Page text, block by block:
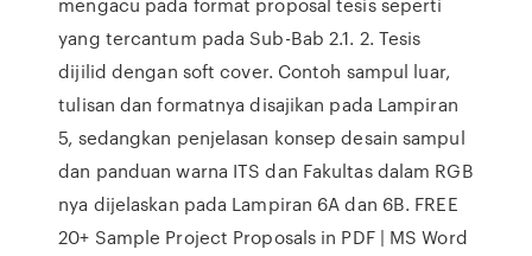
yang tercantum pada Sub-Bab 2.1. 2. Tesis
dijilid dengan soft cover. Contoh sampul luar,
tulisan dan formatnya disajikan pada Lampiran
5, sedangkan penjelasan konsep desain sampul
dan panduan warna ITS dan Fakultas dalam RGB
nya dijelaskan pada Lampiran 6A dan 6B. FREE
20+ Sample Project Proposals in PDF | MS Word